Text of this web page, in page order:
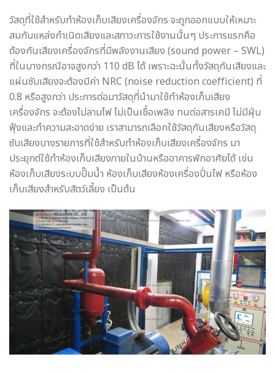
วัสดุที่ใช้สำหรับทำห้องเก็บเสียงเครื่องจักร จะถูกออกแบบให้เหมาะ
สมกับแหล่งกำเนิดเสียงและสภาวะการใช้งานนั้นๆ ประการแรกคือ
ต้องกันเสียงเครื่องจักรที่มีพลังงานเสียง (sound power – SWL)
ที่ในบางกรณีอาจสูงกว่า 110 dB ได้ เพราะฉะนั้นทั้งวัสดุกันเสียงและ
แผ่นซับเสียงจะต้องมีค่า NRC (noise reduction coefficient) ที่
0.8 หรือสูงกว่า ประการต่อมาวัสดุที่นำมาใช้ทำห้องเก็บเสียง
เครื่องจักร จะต้องไม่ลามไฟ ไม่เป็นเชื้อเพลิง ทนต่อสารเคมี ไม่มีฝุ่น
ฟุ้งและทำความสะอาดง่าย เราสามารถเลือกใช้วัสดุกันเสียงหรือวัสดุ
ซับเสียงบางรายการที่ใช้สำหรับทำห้องเก็บเสียงเครื่องจักร มา
ประยุกต์ใช้ทำห้องเก็บเสียงภายในบ้านหรืออาคารพักอาศัยได้ เช่น
ห้องเก็บเสียงระบบปั๊มน้ำ ห้องเก็บเสียงห้องเครื่องปั่นไฟ หรือห้อง
เก็บเสียงสำหรับสัตว์เลี้ยง เป็นต้น